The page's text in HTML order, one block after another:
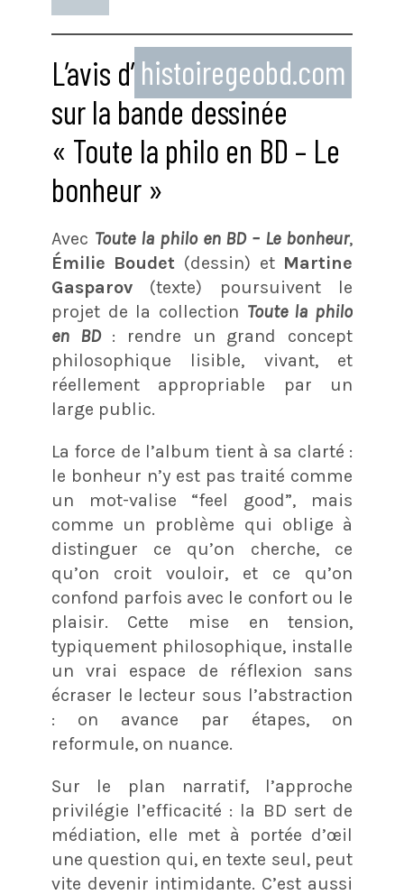
L’avis d’ histoiregeobd.com
sur la bande dessinée
« Toute la philo en BD – Le
bonheur »
Avec Toute la philo en BD – Le bonheur,
Émilie Boudet (dessin) et Martine
Gasparov(texte) poursuivent le
projet de la collection Toute la philo
en BD: rendre un grand concept
philosophique lisible, vivant, et
réellement appropriable par un
large public.
La force de l’album tient à sa clarté :
le bonheur n’y est pas traité comme
un mot-valise “feel good”, mais
comme un problème qui oblige à
distinguer ce qu’on cherche, ce
qu’on croit vouloir, et ce qu’on
confond parfois avec le confort ou le
plaisir. Cette mise en tension,
typiquement philosophique, installe
un vrai espace de réflexion sans
écraser le lecteur sous l’abstraction
: on avance par étapes, on
reformule, on nuance.
Sur le plan narratif, l’approche
privilégie l’efficacité : la BD sert de
médiation, elle met à portée d’œil
une question qui, en texte seul, peut
vite devenir intimidante. C’est aussi